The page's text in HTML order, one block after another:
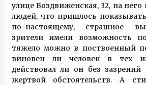
улице Воздвиженская, 32, на
людей, что пришлось
по-настоящему, страшное
зрители имели возможность
тяжело можно в поствоенный
виновен ли человек в тех
действовал ли он без зазрений
жертвой обстоятельств. А